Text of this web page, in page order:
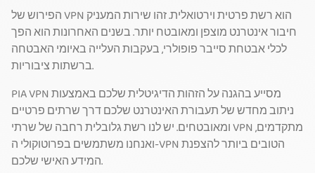
הפירוש של VPN הוא רשת פרטית וירטואלית. זהו שירות המעניק
חיבור אינטרנט מוצפן ומאובטח יותר. בשנים האחרונות הוא הפך
לכלי אבטחת סייבר פופולרי, בעקבות העלייה באיומי האבטחה
ברשתות ציבוריות.
PIA VPN מסייע בהגנה על הזהות הדיגיטלית שלכם באמצעות
ניתוב מחדש של תעבורת האינטרנט שלכם דרך שרתים פרטיים
ומאובטחים. יש לנו רשת גלובלית רחבה של שרתי VPN מתקדמים,
ואנחנו משתמשים בפרוטוקולי ה-VPN הטובים ביותר להצפנת
המידע האישי שלכם.